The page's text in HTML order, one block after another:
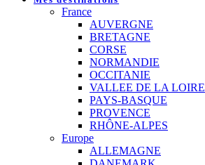
France
AUVERGNE
BRETAGNE
CORSE
NORMANDIE
OCCITANIE
VALLEE DE LA LOIRE
PAYS-BASQUE
PROVENCE
RHÔNE-ALPES
Europe
ALLEMAGNE